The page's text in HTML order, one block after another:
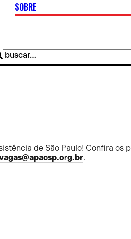
SOBRE
de São Paulo! Confira
vagas@apacsp.org.br.